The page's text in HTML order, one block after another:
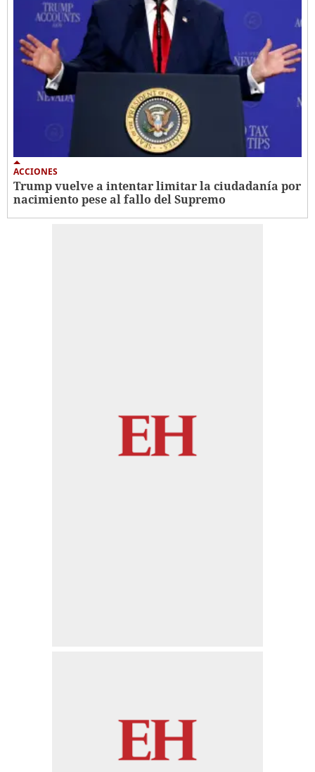
ACCIONES
Trump vuelve a intentar limitar la ciudadanía por
nacimiento pese al fallo del Supremo